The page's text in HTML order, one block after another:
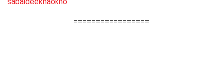
=================